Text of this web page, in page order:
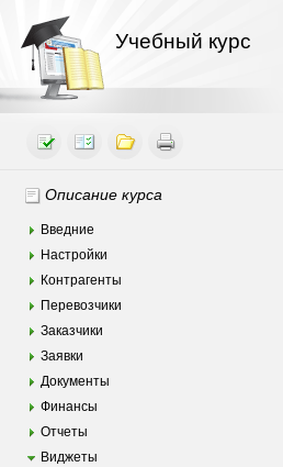
Учебный курс
Описание курса
Введние
Настройки
Контрагенты
Перевозчики
Заказчики
Заявки
Документы
Финансы
Отчеты
Виджеты